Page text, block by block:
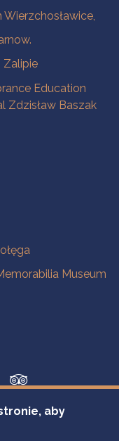
Zalipie
Education
Zdzisław Baszak
Museum
aby